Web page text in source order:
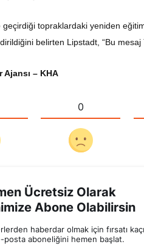
geçirdiği topraklardaki yeniden
belirten Lipstadt, “Bu mesaj
Ajansı – KHA
0
Ücretsiz Olarak
Abone Olabilirsin
haberdar olmak için fırsatı
posta aboneliğini hemen başlat.